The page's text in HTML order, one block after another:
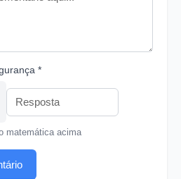
*
matemática acima